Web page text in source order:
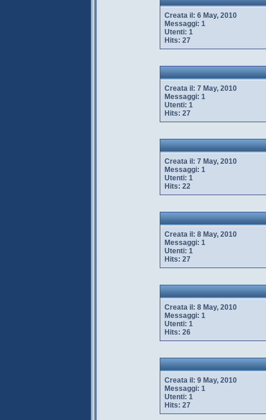
Creata il: 6 May, 2010
Messaggi: 1
Utenti: 1
Hits: 27
Creata il: 7 May, 2010
Messaggi: 1
Utenti: 1
Hits: 27
Creata il: 7 May, 2010
Messaggi: 1
Utenti: 1
Hits: 22
Creata il: 8 May, 2010
Messaggi: 1
Utenti: 1
Hits: 27
Creata il: 8 May, 2010
Messaggi: 1
Utenti: 1
Hits: 26
Creata il: 9 May, 2010
Messaggi: 1
Utenti: 1
Hits: 27